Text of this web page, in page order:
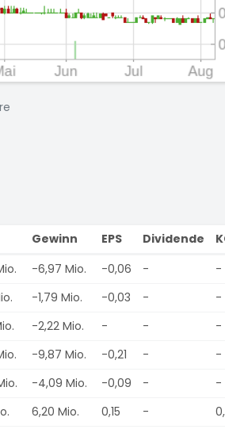
Gewinn EPS Dividende
-6,97 Mio. -0,06 - -
-1,79 Mio. -0,03 - -
-2,22 Mio. - - -
-9,87 Mio. -0,21 - -
-4,09 Mio. -0,09 - -
6,20 Mio. 0,15 -